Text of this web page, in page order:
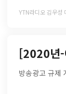
YTN라디오 김우성
[2020년-
방송광고 규제